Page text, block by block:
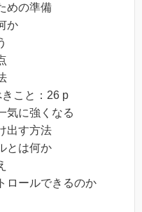
の準備
か
こと：26 p
に強くなる
す方法
は何か
ールできるのか